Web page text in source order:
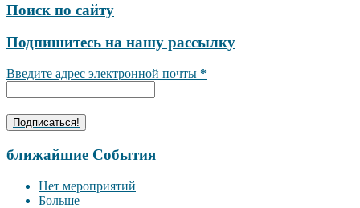
Поиск по сайту
Подпишитесь на нашу рассылку
Введите адрес электронной почты *
ближайшие События
Нет мероприятий
Больше